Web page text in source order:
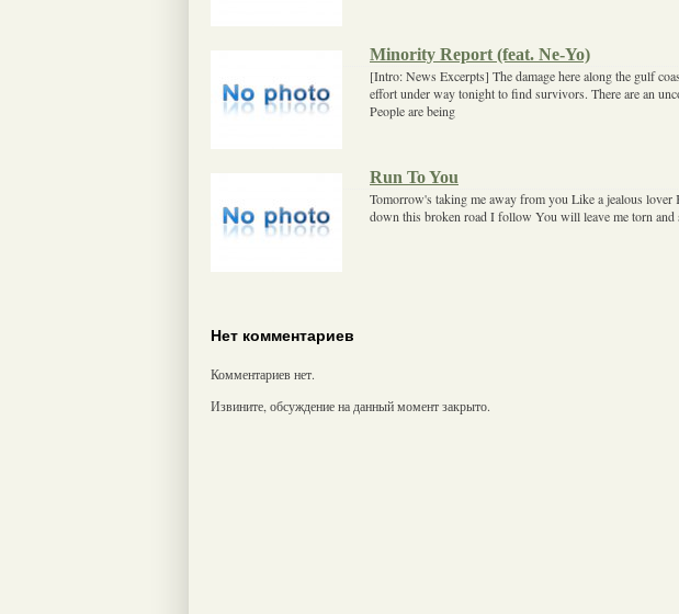
Minority Report (feat. Ne-Yo)
[Intro: News Excerpts] The damage here along the gulf
effort under way tonight to find survivors. There are an
People are being
Run To You
Tomorrow's taking me away from you Like a jealous lover
down this broken road I follow You will leave me torn
Нет комментариев
Комментариев нет.
Извините, обсуждение на данный момент закрыто.